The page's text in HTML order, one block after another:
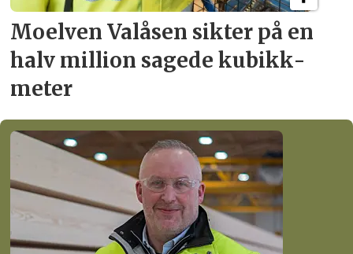
Moelven Valåsen sikter på en
halv million sagede kubikk­
meter